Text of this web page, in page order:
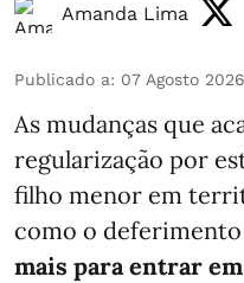
Amanda Lima
Publicado a: 07 Agosto
As mudanças que
regularização por
filho menor em
como o
mais para entrar